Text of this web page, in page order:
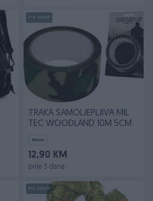
PIK SHOP
TRAKA SAMOLJEPLJIVA MIL
TEC WOODLAND 10M 5CM
Novo
12,90 KM
prije 3 dana
PIK SHOP